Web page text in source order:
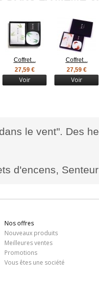
Coffret...
27,59 €
Voir
Coffret...
27,59 €
Voir
le vent". Des
d'encens,
Nos offres
Nouveaux produits
Meilleures ventes
Promotions
Vous êtes une société